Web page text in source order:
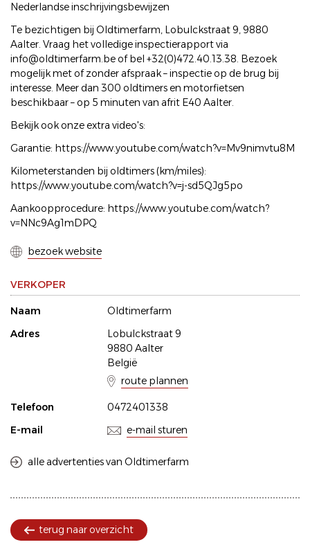
Nederlandse inschrijvingsbewijzen
Te bezichtigen bij Oldtimerfarm, Lobulckstraat 9, 9880
Aalter. Vraag het volledige inspectierapport via
info@oldtimerfarm.be of bel +32(0)472.40.13.38. Bezoek
mogelijk met of zonder afspraak – inspectie op de brug bij
interesse. Meer dan 300 oldtimers en motorfietsen
beschikbaar – op 5 minuten van afrit E40 Aalter.
Bekijk ook onze extra video's:
Garantie: https://www.youtube.com/watch?v=Mv9nimvtu8M
Kilometerstanden bij oldtimers (km/miles):
https://www.youtube.com/watch?v=j-sd5QJg5po
Aankoopprocedure: https://www.youtube.com/watch?
v=NNc9Ag1mDPQ
bezoek website
VERKOPER
Naam
Oldtimerfarm
Adres
Lobulckstraat 9
9880 Aalter
België
route plannen
Telefoon
0472401338
E-mail
e-mail sturen
alle advertenties van Oldtimerfarm
terug naar overzicht